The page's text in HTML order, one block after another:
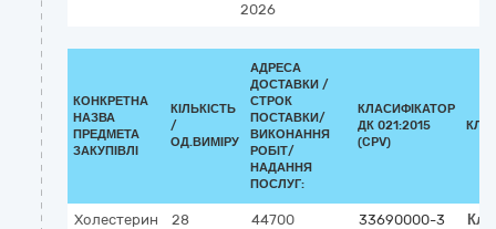
2026
КОНКРЕТНА
НАЗВА
ПРЕДМЕТА
ЗАКУПІВЛІ
КІЛЬКІСТЬ
/
ОД.ВИМІРУ
АДРЕСА
ДОСТАВКИ /
СТРОК
ПОСТАВКИ/
ВИКОНАННЯ
РОБІТ/
НАДАННЯ
ПОСЛУГ:
КЛАСИФІКАТОР
ДК 021:2015
(CPV)
Холестерин
28
44700
33690000-3